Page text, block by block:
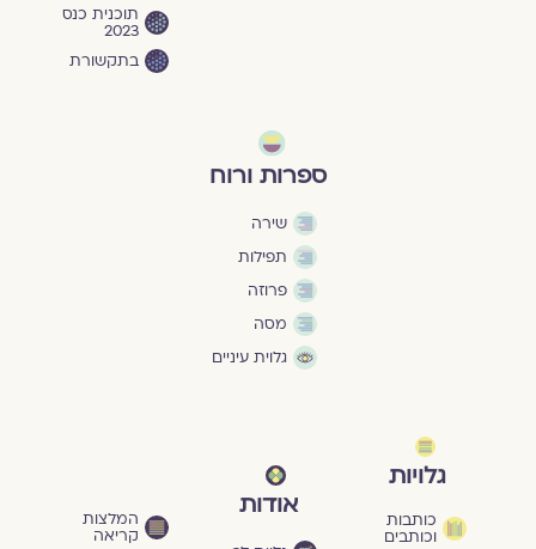
תוכנית כנס
2023
בתקשורת
ספרות ורוח
שירה
תפילות
פרוזה
מסה
גלוית עיניים
גלויות
כותבות
וכותבים
אודות המלצות
קריאה